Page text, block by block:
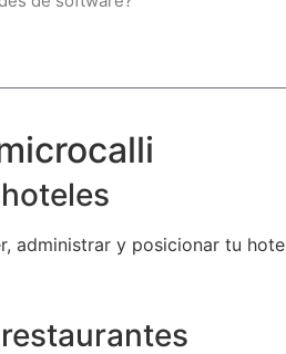
administrar y posicionar tu